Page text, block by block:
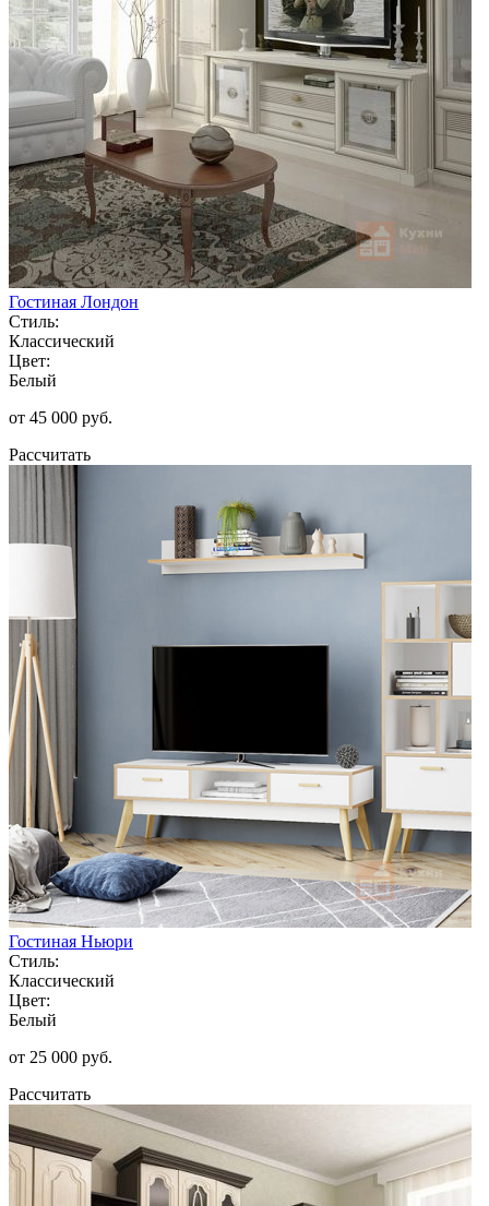
Гостиная Лондон
Стиль:
Классический
Цвет:
Белый
от 45 000 руб.
Рассчитать
Гостиная Ньюри
Стиль:
Классический
Цвет:
Белый
от 25 000 руб.
Рассчитать